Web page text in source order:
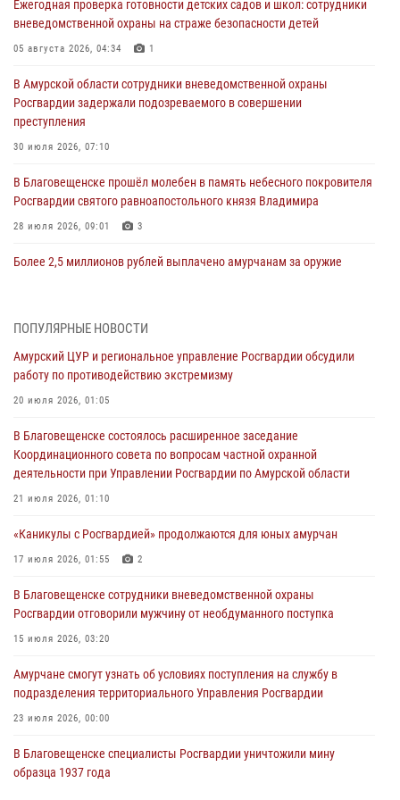
Ежегодная проверка готовности детских садов и школ: сотрудники
вневедомственной охраны на страже безопасности детей
05 августа 2026, 04:34 1
В Амурской области сотрудники вневедомственной охраны
Росгвардии задержали подозреваемого в совершении
преступления
30 июля 2026, 07:10
В Благовещенске прошёл молебен в память небесного покровителя
Росгвардии святого равноапостольного князя Владимира
28 июля 2026, 09:01 3
Более 2,5 миллионов рублей выплачено амурчанам за оружие
Росгвардии Амурской области в период с 20 по 26 июля 2026 года
27 июля 2026, 06:28
охраны
23 июля 2026, 07:49
Амурчане смогут узнать об условиях поступления на службу в
23 июля 2026, 00:00
Координационного совета по вопросам частной охранной
деятельности при Управлении Росгвардии по Амурской области
21 июля 2026, 01:10
ПОПУЛЯРНЫЕ НОВОСТИ
Амурский ЦУР и региональное управление Росгвардии обсудили
работу по противодействию экстремизму
20 июля 2026, 01:05
В Благовещенске состоялось расширенное заседание
Координационного совета по вопросам частной охранной
деятельности при Управлении Росгвардии по Амурской области
21 июля 2026, 01:10
«Каникулы с Росгвардией» продолжаются для юных амурчан
17 июля 2026, 01:55 2
В Благовещенске сотрудники вневедомственной охраны
Росгвардии отговорили мужчину от необдуманного поступка
15 июля 2026, 03:20
Амурчане смогут узнать об условиях поступления на службу в
подразделения территориального Управления Росгвардии
23 июля 2026, 00:00
В Благовещенске специалисты Росгвардии уничтожили мину
образца 1937 года